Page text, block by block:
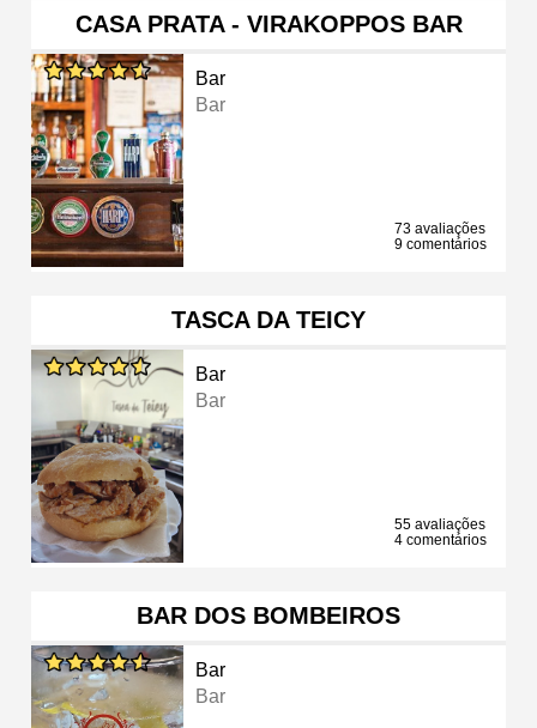
CASA PRATA - VIRAKOPPOS BAR
Bar
Bar
73 avaliações
9 comentários
TASCA DA TEICY
Bar
Bar
55 avaliações
4 comentários
BAR DOS BOMBEIROS
Bar
Bar